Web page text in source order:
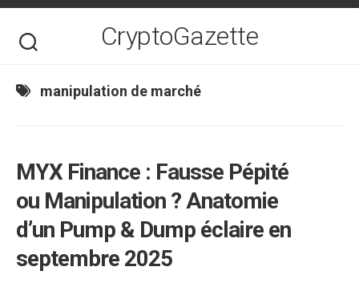
Skip
content
CryptoGazette
manipulation de marché
MYX Finance : Fausse Pépité
ou Manipulation ? Anatomie
d’un Pump & Dump éclaire en
septembre 2025